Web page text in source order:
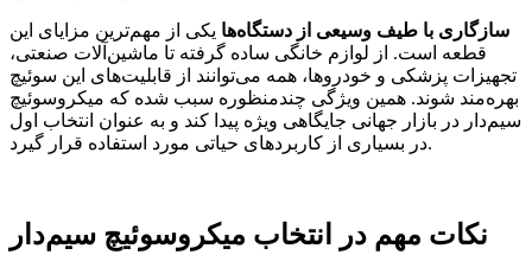
سازگاری با طیف وسیعی از دستگاه‌ها یکی از مهم‌ترین مزایای این
قطعه است. از لوازم خانگی ساده گرفته تا ماشین‌آلات صنعتی،
تجهیزات پزشکی و خودروها، همه می‌توانند از قابلیت‌های این سوئیچ
بهره‌مند شوند. همین ویژگی چندمنظوره سبب شده که میکروسوئیچ
سیم‌دار در بازار جهانی جایگاهی ویژه پیدا کند و به عنوان انتخاب اول
در بسیاری از کاربردهای حیاتی مورد استفاده قرار گیرد.
نکات مهم در انتخاب میکروسوئیچ سیم‌دار